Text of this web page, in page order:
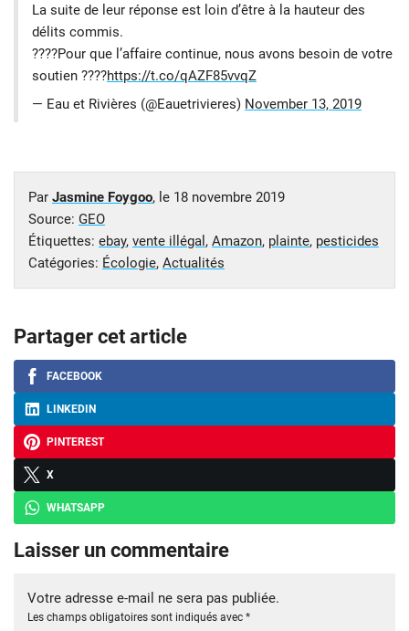
La suite de leur réponse est loin d’être à la hauteur des
délits commis.
????Pour que l’affaire continue, nous avons besoin de votre
soutien ????https://t.co/qAZF85vvqZ
— Eau et Rivières (@Eauetrivieres) November 13, 2019
Par Jasmine Foygoo, le 18 novembre 2019
Source: GEO
Étiquettes: ebay, vente illégal , Amazon, plainte, pesticides
Catégories: Écologie, Actualités
Partager cet article
FACEBOOK
LINKEDIN
PINTEREST
X
WHATSAPP
Laisser un commentaire
Votre adresse e-mail ne sera pas publiée.
Les champs obligatoires sont indiqués avec *